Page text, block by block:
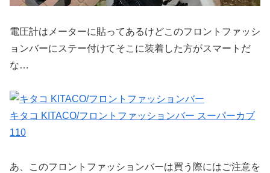
電圧計はメーターに貼ってあるけどこのフロントファッシ
ョンバーにステー付けてそこに装着した方がスマートだ
な…
キタコ KITACO/フロントファッションバー スーパーカブ
110
あ、このフロントファッションバーは買う際にはご注意を